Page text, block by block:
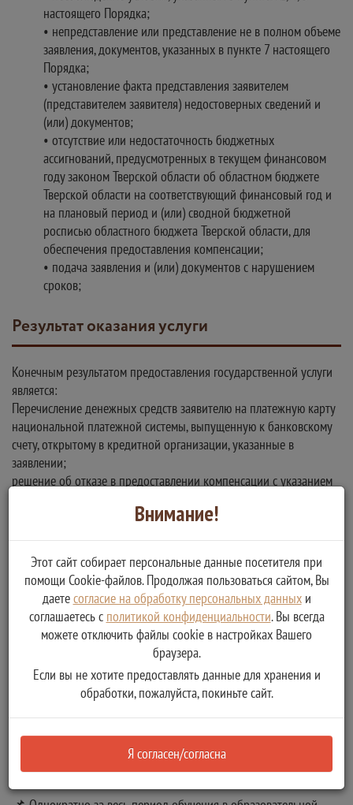
настоящего Порядка;
• непредставление или представление не в полном объеме
заявления, документов, указанных в пункте 7 настоящего
Порядка;
• установление факта представления заявителем
(представителем заявителя) недостоверных сведений и
(или) документов;
• отсутствие или недостаточность бюджетных
ассигнований, предусмотренных в текущем финансовом
году законом Тверской области об областном бюджете
Тверской области на соответствующий финансовый год и
на плановый период и (или) сводной бюджетной
росписью областного бюджета Тверской области, для
обеспечения предоставления компенсации;
• подача заявления и (или) документов с нарушением
сроков;
Результат оказания услуги
Конечным результатом предоставления государственной услуги
является:
Перечисление денежных средств заявителю на платежную карту
национальной платежной системы, выпущенную к банковскому
счету, открытому в кредитной организации, указанные в
заявлении;
решение об отказе в предоставлении компенсации с указанием
Документы
Количество копий:
Описание:
Внимание!
Этот сайт собирает персональные данные посетителя при
помощи Cookie-файлов. Продолжая пользоваться сайтом, Вы
даетесогласие на обработку персональных данныхи
соглашаетесь с политикой конфиденциальности. Вы всегда
можете отключить файлы cookie в настройках Вашего
браузера.
Если вы не хотите предоставлять данные для хранения и
обработки, пожалуйста, покиньте сайт.
Я согласен/согласна